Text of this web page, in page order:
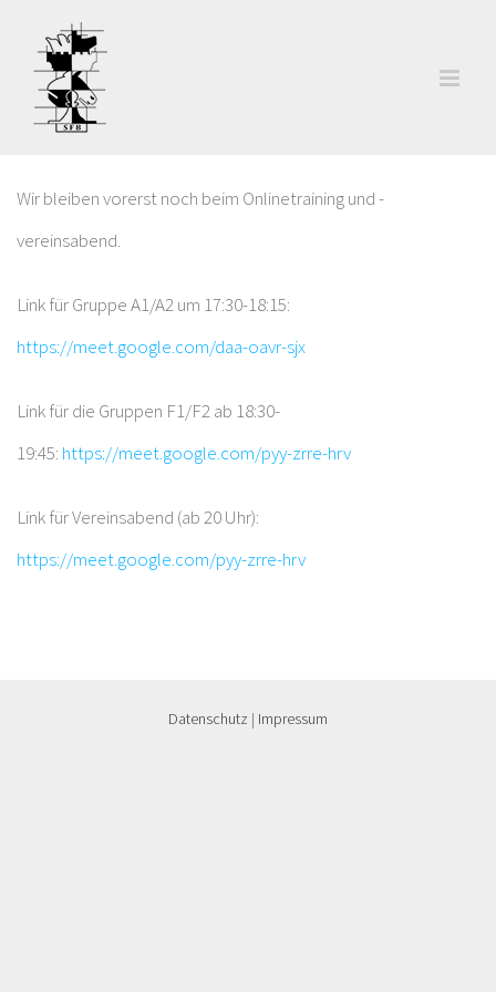
springen
Wir bleiben vorerst noch beim Onlinetraining und -
vereinsabend.
Link für Gruppe A1/A2 um 17:30-18:15:
https://meet.google.com/daa-oavr-sjx
Link für die Gruppen F1/F2 ab 18:30-
19:45: https://meet.google.com/pyy-zrre-hrv
Link für Vereinsabend (ab 20 Uhr):
https://meet.google.com/pyy-zrre-hrv
Datenschutz | Impressum